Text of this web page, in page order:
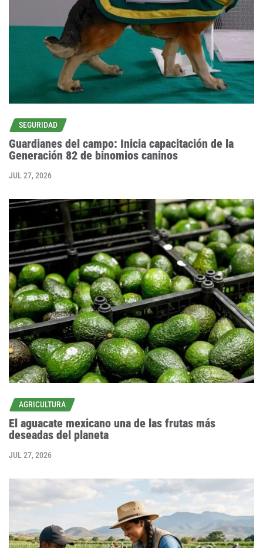
SEGURIDAD
Guardianes del campo: Inicia capacitación de la
Generación 82 de binomios caninos
JUL 27, 2026
AGRICULTURA
El aguacate mexicano una de las frutas más
deseadas del planeta
JUL 27, 2026